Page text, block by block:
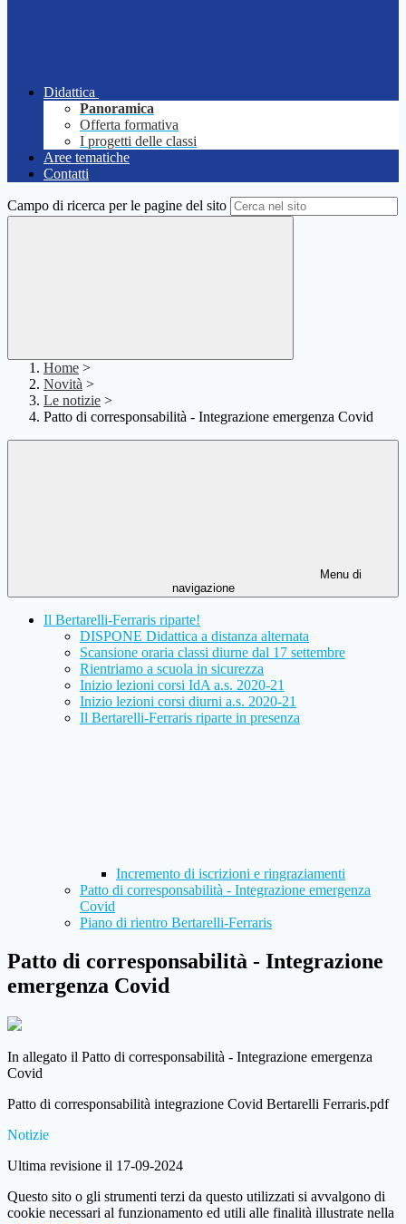
Didattica
Panoramica
Offerta formativa
I progetti delle classi
Aree tematiche
Contatti
Campo di ricerca per le pagine del sito
Home >
Novità >
Le notizie >
Patto di corresponsabilità - Integrazione emergenza Covid
Menu di
navigazione
Il Bertarelli-Ferraris riparte!
DISPONE Didattica a distanza alternata
Scansione oraria classi diurne dal 17 settembre
Rientriamo a scuola in sicurezza
Inizio lezioni corsi IdA a.s. 2020-21
Inizio lezioni corsi diurni a.s. 2020-21
Il Bertarelli-Ferraris riparte in presenza
Incremento di iscrizioni e ringraziamenti
Patto di corresponsabilità - Integrazione emergenza
Covid
Piano di rientro Bertarelli-Ferraris
Patto di corresponsabilità - Integrazione
emergenza Covid
In allegato il Patto di corresponsabilità - Integrazione emergenza
Covid
Patto di corresponsabilità integrazione Covid Bertarelli Ferraris.pdf
Notizie
Ultima revisione il 17-09-2024
Questo sito o gli strumenti terzi da questo utilizzati si avvalgono di
cookie necessari al funzionamento ed utili alle finalità illustrate nella